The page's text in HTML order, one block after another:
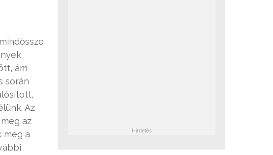
ám
során
Az
az
meg a